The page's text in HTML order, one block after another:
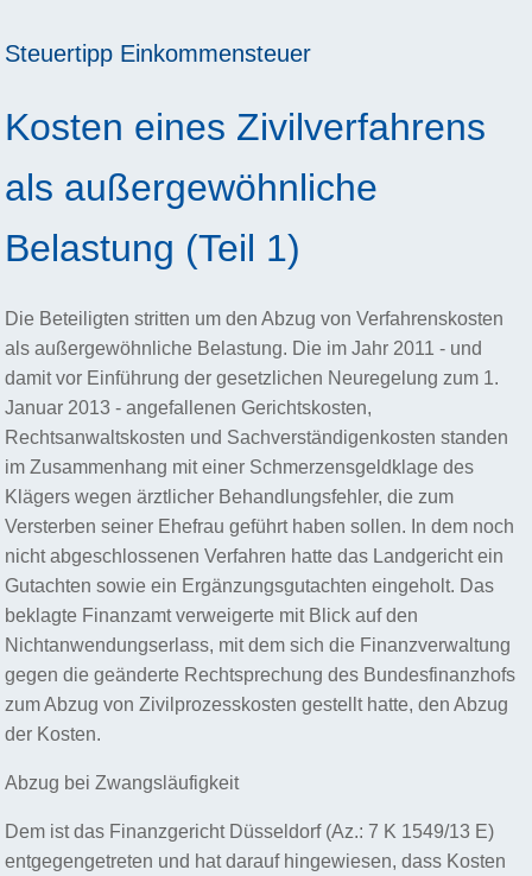
Steuertipp Einkommensteuer
Kosten eines Zivilverfahrens
als außergewöhnliche
Belastung (Teil 1)
Die Beteiligten stritten um den Abzug von Verfahrenskosten
als außergewöhnliche Belastung. Die im Jahr 2011 - und
damit vor Einführung der gesetzlichen Neuregelung zum 1.
Januar 2013 - angefallenen Gerichtskosten,
Rechtsanwaltskosten und Sachverständigenkosten standen
im Zusammenhang mit einer Schmerzensgeldklage des
Klägers wegen ärztlicher Behandlungsfehler, die zum
Versterben seiner Ehefrau geführt haben sollen. In dem noch
nicht abgeschlossenen Verfahren hatte das Landgericht ein
Gutachten sowie ein Ergänzungsgutachten eingeholt. Das
beklagte Finanzamt verweigerte mit Blick auf den
Nichtanwendungserlass, mit dem sich die Finanzverwaltung
gegen die geänderte Rechtsprechung des Bundesfinanzhofs
zum Abzug von Zivilprozesskosten gestellt hatte, den Abzug
der Kosten.
Abzug bei Zwangsläufigkeit
Dem ist das Finanzgericht Düsseldorf (Az.: 7 K 1549/13 E)
entgegengetreten und hat darauf hingewiesen, dass Kosten